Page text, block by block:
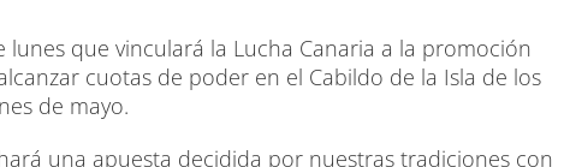
lunes que vinculará la Lucha Canaria a la promoción
cuotas de poder en el Cabildo de la Isla de los
de mayo.
una apuesta decidida por nuestras tradiciones con